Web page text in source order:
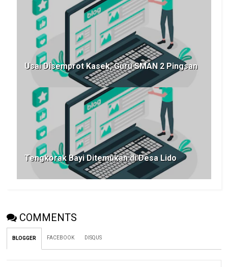
Usai Disemprot Kasek, Guru SMAN 2 Pingsan
Tengkorak Bayi Ditemukan di Desa Lido
COMMENTS
BLOGGER FACEBOOK DISQUS